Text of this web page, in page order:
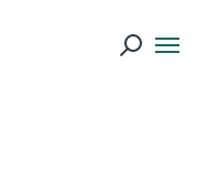
Suche